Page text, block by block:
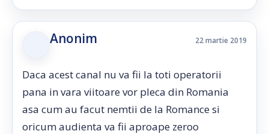
Anonim 22 martie 2019
Daca acest canal nu va fii la toti operatorii
pana in vara viitoare vor pleca din Romania
asa cum au facut nemtii de la Romance si
oricum audienta va fii aproape zeroo